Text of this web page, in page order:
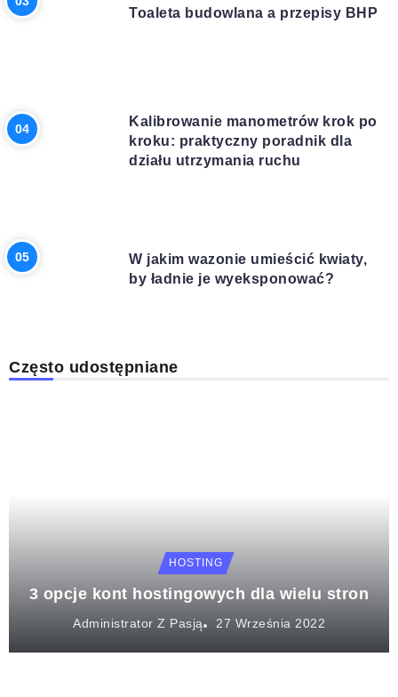
Toaleta budowlana a przepisy BHP
Kalibrowanie manometrów krok po
kroku: praktyczny poradnik dla
działu utrzymania ruchu
W jakim wazonie umieścić kwiaty,
by ładnie je wyeksponować?
Często udostępniane
HOSTING
3 opcje kont hostingowych dla wielu stron
Administrator Z Pasją